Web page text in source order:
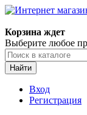
Корзина ждет
Выберите любое
Найти
Вход
Регистрация